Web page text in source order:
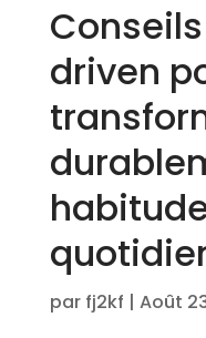
driven
par fj2kf | Août